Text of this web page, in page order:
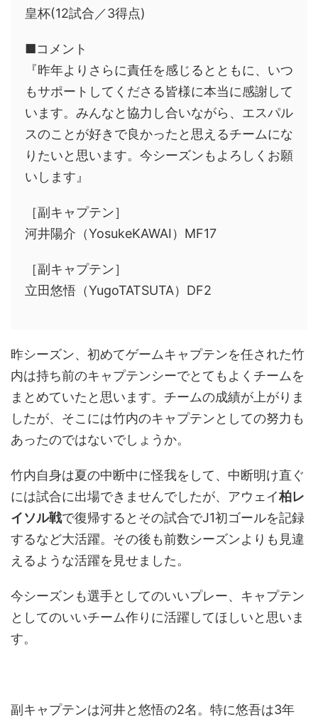
皇杯(12試合／3得点)
■コメント
『昨年よりさらに責任を感じるとともに、いつ
もサポートしてくださる皆様に本当に感謝して
います。みんなと協力し合いながら、エスパル
スのことが好きで良かったと思えるチームにな
りたいと思います。今シーズンもよろしくお願
いします』
［副キャプテン］
河井陽介（YosukeKAWAI）MF17
［副キャプテン］
立田悠悟（YugoTATSUTA）DF2
昨シーズン、初めてゲームキャプテンを任された竹
内は持ち前のキャプテンシーでとてもよくチームを
まとめていたと思います。チームの成績が上がりま
したが、そこには竹内のキャプテンとしての努力も
あったのではないでしょうか。
竹内自身は夏の中断中に怪我をして、中断明け直ぐ
には試合に出場できませんでしたが、アウェイ柏レ
イソル戦で復帰するとその試合でJ1初ゴールを記録
するなど大活躍。その後も前数シーズンよりも見違
えるような活躍を見せました。
今シーズンも選手としてのいいプレー、キャプテン
としてのいいチーム作りに活躍してほしいと思いま
す。
副キャプテンは河井と悠悟の2名。特に悠吾は3年